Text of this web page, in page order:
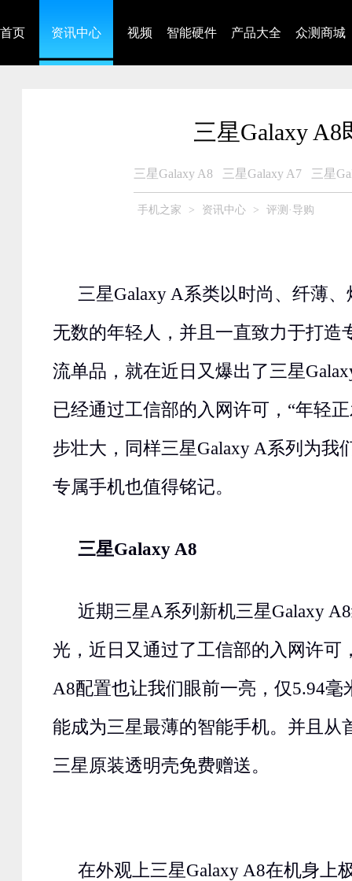
首页 资讯中心 视频 智能硬件 产品大全 众测商城
三星Galaxy
三星Galaxy A8 三星Galaxy A7 三星
手机之家 > 资讯中心 > 评测·导购
三星Galaxy A系类以时尚、纤薄
无数的年轻人，并且一直致力于打造
流单品，就在近日又爆出了三星
已经通过工信部的入网许可，“年轻
步壮大，同样三星Galaxy A系列为我
专属手机也值得铭记。
三星Galaxy A8
近期三星A系列新机三星Galaxy
光，近日又通过了工信部的入网许可
A8配置也让我们眼前一亮，仅5.94毫
能成为三星最薄的智能手机。并且从
三星原装透明壳免费赠送。
在外观上三星Galaxy A8在机身上